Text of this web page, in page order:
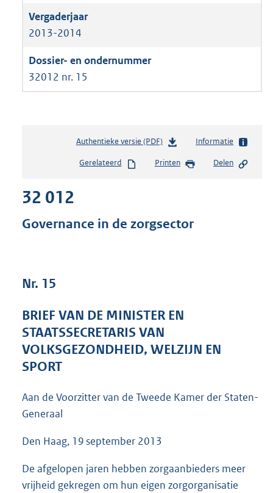
2013-2014
32012 nr. 15
Authentieke versie (PDF)b
s
s
e
7
Informatie
Gerelateerd Printen Delen
32 012
Governance in de zorgsector
Nr. 15
BRIEF VAN DE MINISTER EN
STAATSSECRETARIS VAN
VOLKSGEZONDHEID, WELZIJN EN
SPORT
Aan de Voorzitter van de Tweede Kamer der Staten-
Generaal
Den Haag, 19 september 2013
De afgelopen jaren hebben zorgaanbieders meer
vrijheid gekregen om hun eigen zorgorganisatie